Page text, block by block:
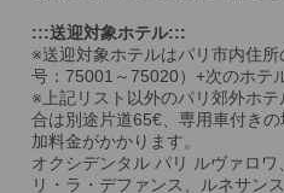
:::送迎対象ホテル:::
※送迎対象ホテルはパリ市内住
号：75001～75020）+次のホテ
※上記リスト以外のパリ郊外ホ
合は別途片道65€、専用車付き
加料金がかかります。
オクシデンタル パリ ルヴァロワ
リ・ラ・デファンス、ルネサン